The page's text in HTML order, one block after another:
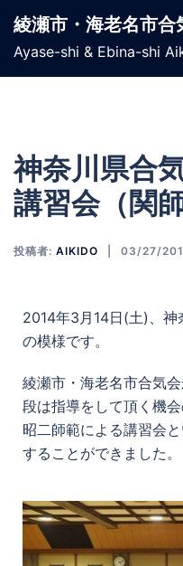
綾瀬市・海老名市合
Ayase-shi & Ebina-shi
神奈川県合
講習会（関師
投稿者: AIKIDO 03/27/
2014年3月14日(土)、
の模様です。
綾瀬市・海老名市合気
段は指導をして頂く機
昭二師範による講習会
することができました。